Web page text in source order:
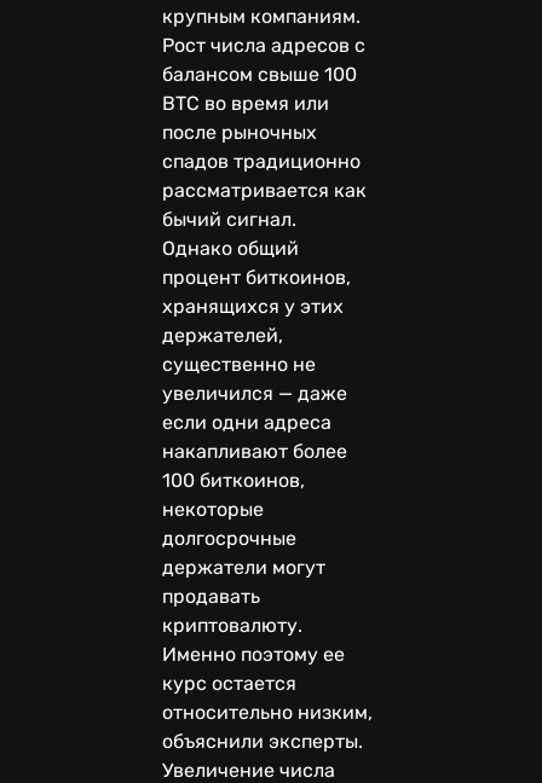
крупным компаниям.
Рост числа адресов с
балансом свыше 100
BTC во время или
после рыночных
спадов традиционно
рассматривается как
бычий сигнал.
Однако общий
процент биткоинов,
хранящихся у этих
держателей,
существенно не
увеличился — даже
если одни адреса
накапливают более
100 биткоинов,
некоторые
долгосрочные
держатели могут
продавать
криптовалюту.
Именно поэтому ее
курс остается
относительно низким,
объяснили эксперты.
Увеличение числа